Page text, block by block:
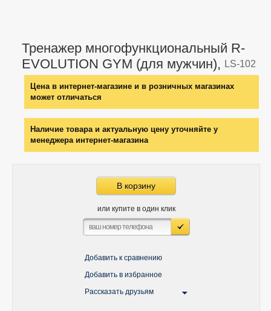
Тренажер многофункциональный R-
EVOLUTION GYM (для мужчин), LS-102
Цена в интернет-магазине и в розничных магазинах
может отличаться
Наличие товара и актуальную цену уточняйте у
менеджера интернет-магазина
В корзину
или купите в один клик
Добавить к сравнению
Добавить в избранное
Рассказать друзьям